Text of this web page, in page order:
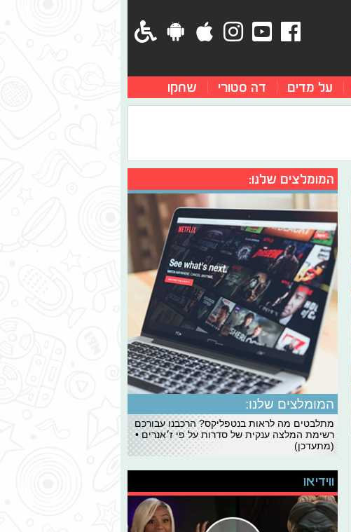
על מדים דה סטורי שחקו
המומלצים שלנו:
המומלצים שלנו:
מתלבטים מה לראות בנטפליקס? הרכבנו עבורכם
רשימת המלצה ענקית של סדרות על פי ז׳אנרים •
(מתעדכן)
ווידיאו